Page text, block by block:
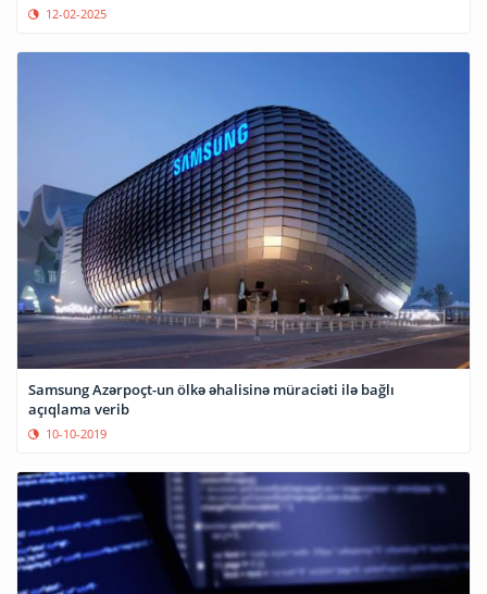
12-02-2025
Samsung Azərpoçt-un ölkə əhalisinə müraciəti ilə bağlı
açıqlama verib
10-10-2019